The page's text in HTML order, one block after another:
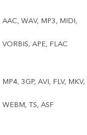
AAC, WAV, MP3, MIDI,
VORBIS, APE, FLAC
MP4, 3GP, AVI, FLV, MKV,
WEBM, TS, ASF